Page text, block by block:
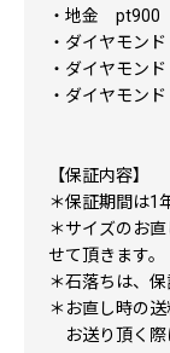
・地金 pt900
・ダイヤモン
・ダイヤモン
・ダイヤモン
【保証内容】
＊保証期間は1
＊サイズのお
せて頂きます。
＊石落ちは、
＊お直し時の
お送り頂く際